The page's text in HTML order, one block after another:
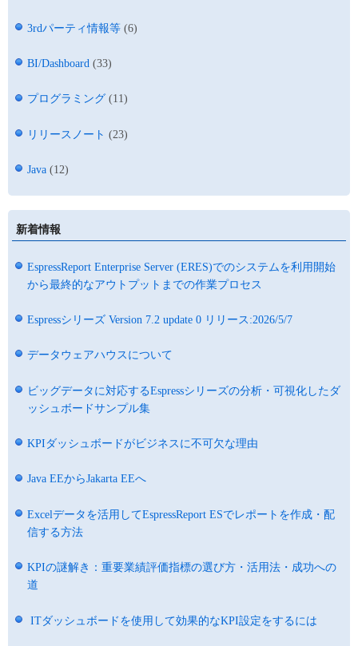
3rdパーティ情報等 (6)
BI/Dashboard (33)
プログラミング (11)
リリースノート (23)
Java (12)
新着情報
EspressReport Enterprise Server (ERES)でのシステムを利用開始
から最終的なアウトプットまでの作業プロセス
Espressシリーズ Version 7.2 update 0 リリース:2026/5/7
データウェアハウスについて
ビッグデータに対応するEspressシリーズの分析・可視化したダ
ッシュボードサンプル集
KPIダッシュボードがビジネスに不可欠な理由
Java EEからJakarta EEへ
Excelデータを活用してEspressReport ESでレポートを作成・配
信する方法
KPIの謎解き：重要業績評価指標の選び方・活用法・成功への
道
ITダッシュボードを使用して効果的なKPI設定をするには